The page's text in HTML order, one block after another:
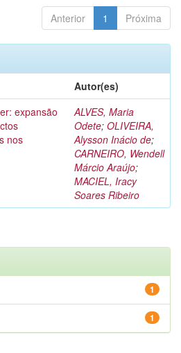
Anterior 1 Próxima
Autor(es)
expansão
nos
ALVES, Maria
Odete; OLIVEIRA,
Alysson Inácio de;
CARNEIRO, Wendell
Márcio Araújo;
MACIEL, Iracy
Soares Ribeiro
1
1